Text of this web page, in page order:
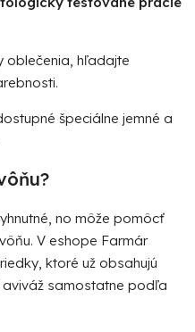
oblečenia, hľadajte
špeciálne jemné a
no môže pomôcť
V eshope Farmár
ktoré už obsahujú
samostatne podľa